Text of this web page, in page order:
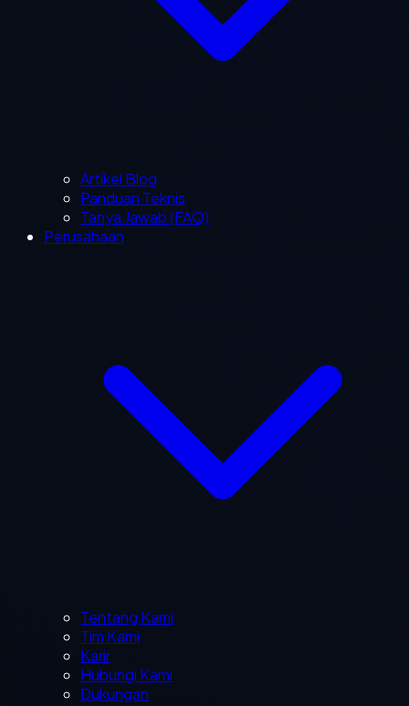
Artikel Blog
Panduan Teknis
Tanya Jawab (FAQ)
Perusahaan
Tentang Kami
Tim Kami
Karir
Hubungi Kami
Dukungan